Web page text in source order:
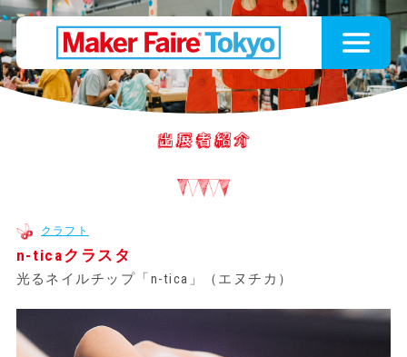
クラフト
n-ticaクラスタ
光るネイルチップ「n-tica」（エヌチカ）